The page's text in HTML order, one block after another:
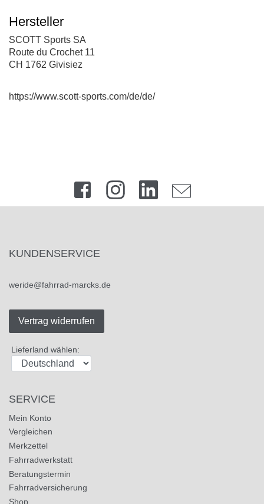
Hersteller
SCOTT Sports SA
Route du Crochet 11
CH 1762 Givisiez
https://www.scott-sports.com/de/de/
KUNDENSERVICE
weride@fahrrad-marcks.de
Vertrag widerrufen
Lieferland wählen:
SERVICE
Mein Konto
Vergleichen
Merkzettel
Fahrradwerkstatt
Beratungstermin
Fahrradversicherung
Shop